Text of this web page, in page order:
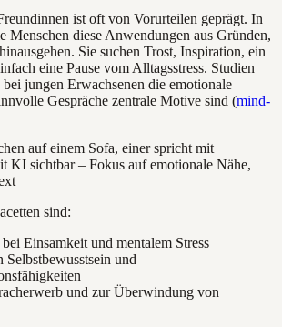
ist oft von Vorurteilen geprägt. In
Menschen diese Anwendungen aus Gründen,
Sie suchen Trost, Inspiration, ein
eine Pause vom Alltagsstress. Studien
bei jungen Erwachsenen die emotionale
Gespräche zentrale Motive sind (mind-
sind:
Einsamkeit und mentalem Stress
Selbstbewusstsein und
und zur Überwindung von